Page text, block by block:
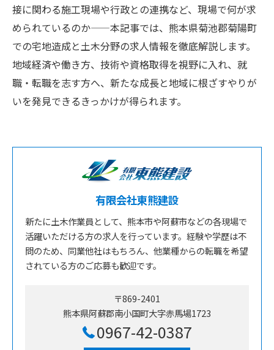
接に関わる施工現場や行政との連携など、現場で何が求
められているのか——本記事では、熊本県菊池郡菊陽町
での宅地造成と土木分野の求人情報を徹底解説します。
地域経済や働き方、技術や資格取得を視野に入れ、就
職・転職を志す方へ、新たな成長と地域に根ざすやりが
いを発見できるきっかけが得られます。
有限会社東熊建設
新たに土木作業員として、熊本市や阿蘇市などの各現場で
活躍いただける方の求人を行っています。経験や学歴は不
問のため、同業他社はもちろん、他業種からの転職を希望
されている方のご応募も歓迎です。
〒869-2401
熊本県阿蘇郡南小国町大字赤馬場1723
0967-42-0387